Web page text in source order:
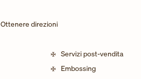
Ottenere direzioniLink Opens in New Tab
Servizi post-vendita
Embossing